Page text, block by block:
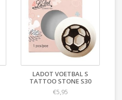
LADOT VOETBAL S
TATTOO STONE S30
€5,95